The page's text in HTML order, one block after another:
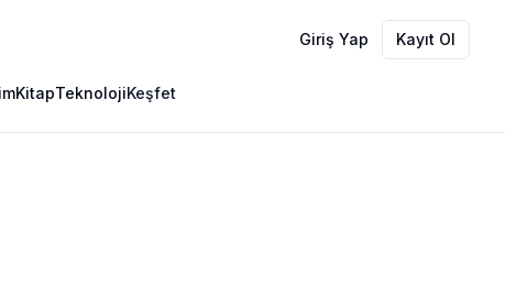
Giriş Yap Kayıt Ol
KitapTeknolojiKeşfet